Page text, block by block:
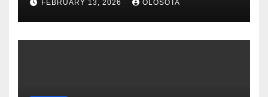
FEBRUARY 13, 2026 OLOSOTA